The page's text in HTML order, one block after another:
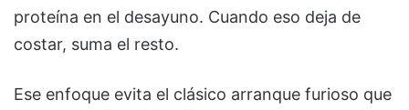
proteína en el desayuno. Cuando eso deja de
costar, suma el resto.
Ese enfoque evita el clásico arranque furioso que